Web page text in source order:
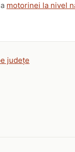
motorinei la nivel
județe